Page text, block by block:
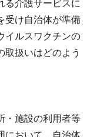
る介護サービスに
受け自治体が準備
イルスワクチンの
取扱いはどのよう
・施設の利用者等